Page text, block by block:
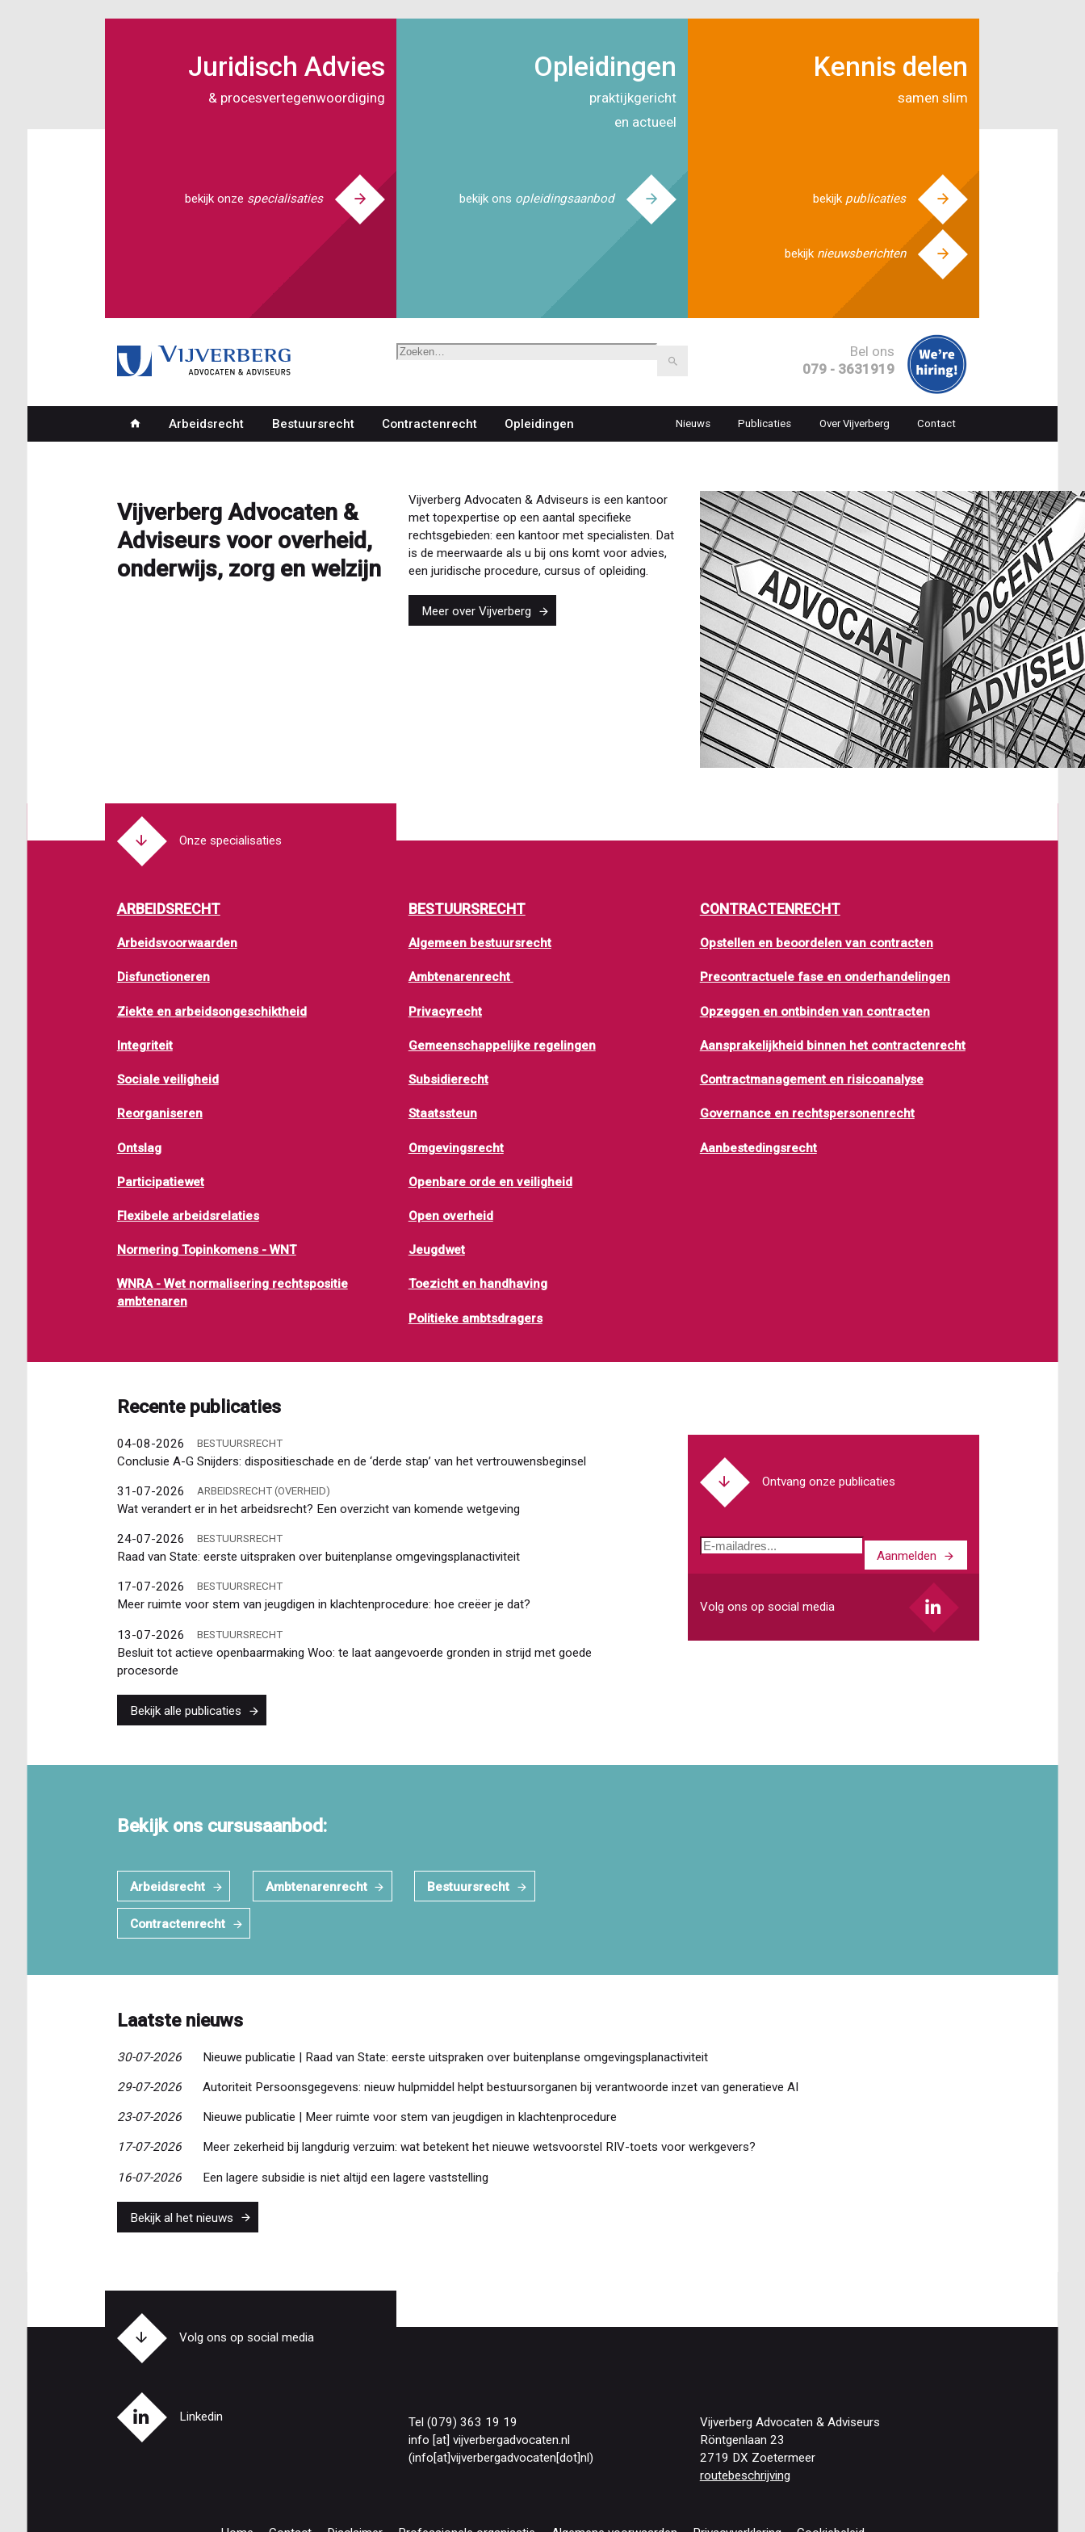
Juridisch Advies
& procesvertegenwoordiging
bekijk onze specialisaties
Opleidingen
praktijkgericht
en actueel
bekijk ons opleidingsaanbod
Kennis delen
samen slim
bekijk publicaties
bekijk nieuwsberichten
Zoeken
Bel ons
079 - 3631919
Hoofdnavigatie
Arbeidsrecht Bestuursrecht Contractenrecht Opleidingen
Top
navigation
Nieuws Publicaties Over Vijverberg Contact
Vijverberg Advocaten &
Adviseurs voor overheid,
onderwijs, zorg en welzijn
Vijverberg Advocaten & Adviseurs is een kantoor
met topexpertise op een aantal specifieke
rechtsgebieden: een kantoor met specialisten. Dat
is de meerwaarde als u bij ons komt voor advies,
een juridische procedure, cursus of opleiding.
Meer over Vijverberg
Onze specialisaties
ARBEIDSRECHT
Arbeidsvoorwaarden
Disfunctioneren
Ziekte en arbeidsongeschiktheid
Integriteit
Sociale veiligheid
Reorganiseren
Ontslag
Participatiewet
Flexibele arbeidsrelaties
Normering Topinkomens - WNT
WNRA - Wet normalisering rechtspositie
ambtenaren
BESTUURSRECHT
Algemeen bestuursrecht
Ambtenarenrecht
Privacyrecht
Gemeenschappelijke regelingen
Subsidierecht
Staatssteun
Omgevingsrecht
Openbare orde en veiligheid
Open overheid
Jeugdwet
Toezicht en handhaving
Politieke ambtsdragers
CONTRACTENRECHT
Opstellen en beoordelen van contracten
Precontractuele fase en onderhandelingen
Opzeggen en ontbinden van contracten
Aansprakelijkheid binnen het contractenrecht
Contractmanagement en risicoanalyse
Governance en rechtspersonenrecht
Aanbestedingsrecht
Recente publicaties
04-08-2026 BESTUURSRECHT
Conclusie A-G Snijders: dispositieschade en de ‘derde stap’ van het vertrouwensbeginsel
31-07-2026 ARBEIDSRECHT (OVERHEID)
Wat verandert er in het arbeidsrecht? Een overzicht van komende wetgeving
24-07-2026 BESTUURSRECHT
Raad van State: eerste uitspraken over buitenplanse omgevingsplanactiviteit
17-07-2026 BESTUURSRECHT
Meer ruimte voor stem van jeugdigen in klachtenprocedure: hoe creëer je dat?
13-07-2026 BESTUURSRECHT
Besluit tot actieve openbaarmaking Woo: te laat aangevoerde gronden in strijd met goede
procesorde
Ontvang onze publicaties
E-
Aanmelden
Volg ons op social media
Bekijk alle publicaties
Bekijk ons cursusaanbod:
Arbeidsrecht Ambtenarenrecht Bestuursrecht
Contractenrecht
Laatste nieuws
30-07-2026 Nieuwe publicatie | Raad van State: eerste uitspraken over buitenplanse omgevingsplanactiviteit
29-07-2026 Autoriteit Persoonsgegevens: nieuw hulpmiddel helpt bestuursorganen bij verantwoorde inzet van generatieve AI
23-07-2026 Nieuwe publicatie | Meer ruimte voor stem van jeugdigen in klachtenprocedure
17-07-2026 Meer zekerheid bij langdurig verzuim: wat betekent het nieuwe wetsvoorstel RIV-toets voor werkgevers?
16-07-2026 Een lagere subsidie is niet altijd een lagere vaststelling
Bekijk al het nieuws
Volg ons op social media
Linkedin
Tel (079) 363 19 19
info [at] vijverbergadvocaten.nl
(info[at]vijverbergadvocaten[dot]nl)
Vijverberg Advocaten & Adviseurs
Röntgenlaan 23
2719 DX Zoetermeer
routebeschrijving